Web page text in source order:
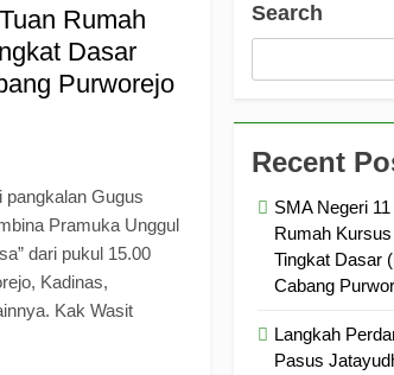
Generasi Pramuka
Rumah
Dasar
Purworejo
pangkalan Gugus
Pramuka Unggul
dari pukul 15.00
Kadinas,
Kak Wasit
Search
Recent
SMA Negeri
Rumah
Tingkat Dasar
Cabang
Langkah
Pasus